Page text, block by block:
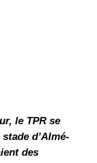
le TPR se
d’AImé-
des